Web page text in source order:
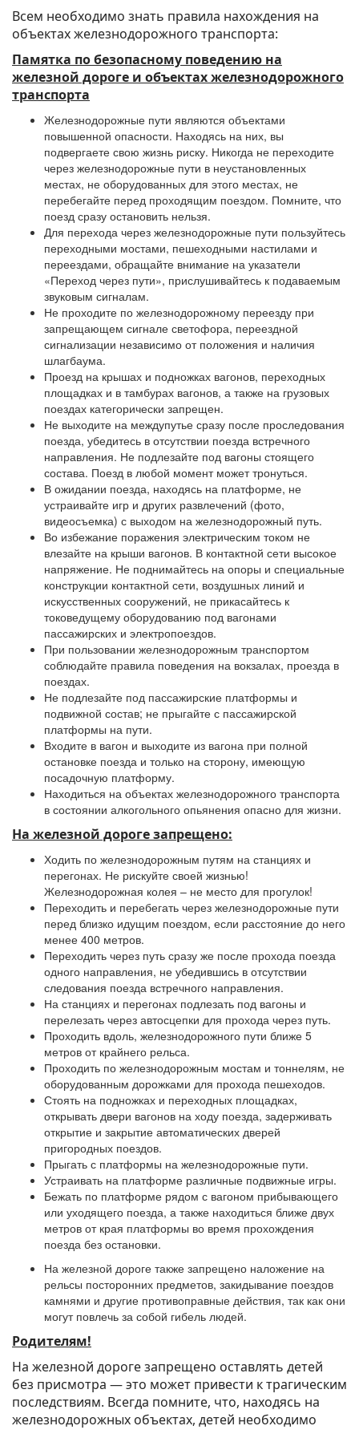
Всем необходимо знать правила нахождения на
объектах железнодорожного транспорта:
Памятка по безопасному поведению на
железной дороге и объектах железнодорожного
транспорта
Железнодорожные пути являются объектами
повышенной опасности. Находясь на них, вы
подвергаете свою жизнь риску. Никогда не переходите
через железнодорожные пути в неустановленных
местах, не оборудованных для этого местах, не
перебегайте перед проходящим поездом. Помните, что
поезд сразу остановить нельзя.
Для перехода через железнодорожные пути пользуйтесь
переходными мостами, пешеходными настилами и
переездами, обращайте внимание на указатели
«Переход через пути», прислушивайтесь к подаваемым
звуковым сигналам.
Не проходите по железнодорожному переезду при
запрещающем сигнале светофора, переездной
сигнализации независимо от положения и наличия
шлагбаума.
Проезд на крышах и подножках вагонов, переходных
площадках и в тамбурах вагонов, а также на грузовых
поездах категорически запрещен.
Не выходите на междупутье сразу после проследования
поезда, убедитесь в отсутствии поезда встречного
направления. Не подлезайте под вагоны стоящего
состава. Поезд в любой момент может тронуться.
В ожидании поезда, находясь на платформе, не
устраивайте игр и других развлечений (фото,
видеосъемка) с выходом на железнодорожный путь.
Во избежание поражения электрическим током не
влезайте на крыши вагонов. В контактной сети высокое
напряжение. Не поднимайтесь на опоры и специальные
конструкции контактной сети, воздушных линий и
искусственных сооружений, не прикасайтесь к
токоведущему оборудованию под вагонами
пассажирских и электропоездов.
При пользовании железнодорожным транспортом
соблюдайте правила поведения на вокзалах, проезда в
поездах.
Не подлезайте под пассажирские платформы и
подвижной состав; не прыгайте с пассажирской
платформы на пути.
Входите в вагон и выходите из вагона при полной
остановке поезда и только на сторону, имеющую
посадочную платформу.
Находиться на объектах железнодорожного транспорта
в состоянии алкогольного опьянения опасно для жизни.
На железной дороге запрещено:
Ходить по железнодорожным путям на станциях и
перегонах. Не рискуйте своей жизнью!
Железнодорожная колея – не место для прогулок!
Переходить и перебегать через железнодорожные пути
перед близко идущим поездом, если расстояние до него
менее 400 метров.
Переходить через путь сразу же после прохода поезда
одного направления, не убедившись в отсутствии
следования поезда встречного направления.
На станциях и перегонах подлезать под вагоны и
перелезать через автосцепки для прохода через путь.
Проходить вдоль, железнодорожного пути ближе 5
метров от крайнего рельса.
Проходить по железнодорожным мостам и тоннелям, не
оборудованным дорожками для прохода пешеходов.
Стоять на подножках и переходных площадках,
открывать двери вагонов на ходу поезда, задерживать
открытие и закрытие автоматических дверей
пригородных поездов.
Прыгать с платформы на железнодорожные пути.
Устраивать на платформе различные подвижные игры.
Бежать по платформе рядом с вагоном прибывающего
или уходящего поезда, а также находиться ближе двух
метров от края платформы во время прохождения
поезда без остановки.
На железной дороге также запрещено наложение на
рельсы посторонних предметов, закидывание поездов
камнями и другие противоправные действия, так как они
могут повлечь за собой гибель людей.
Родителям!
На железной дороге запрещено оставлять детей
без присмотра — это может привести к трагическим
последствиям. Всегда помните, что, находясь на
железнодорожных объектах, детей необходимо